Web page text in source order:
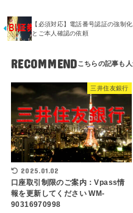
【必須対応】電話番号認証の強制化
とご本人確認の依頼
RECOMMEND
三井住友銀行
2025.01.02
口座取引制限のご案内：Vpass情
報を更新してください WM-
90316970998